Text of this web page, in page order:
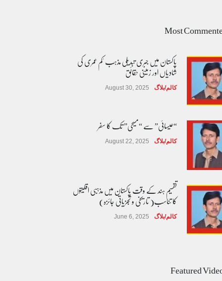
Most
پاکستان میں جبری تبدیلی مذہب 'کم عمری کی
شادیاں اور زمینی حقائق
کالم/بلاگ August 30, 2025
“عیسائی” سے “مسیحی” تک کا سفر
کالم/بلاگ August 22, 2025
تقسیم ہند کے وقت پاکستان میں مذہبی اقلیتوں
کا تناسب( تاریخی و تجزیاتی جائزہ)
کالم/بلاگ June 6, 2025
بیٹیاں
Featured